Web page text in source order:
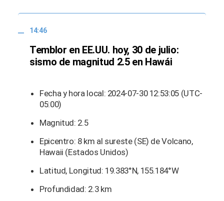
14:46
Temblor en EE.UU. hoy, 30 de julio:
sismo de magnitud 2.5 en Hawái
Fecha y hora local: 2024-07-30 12:53:05 (UTC-
05:00)
Magnitud: 2.5
Epicentro: 8 km al sureste (SE) de Volcano,
Hawaii (Estados Unidos)
Latitud, Longitud: 19.383°N, 155.184°W
Profundidad: 2.3 km